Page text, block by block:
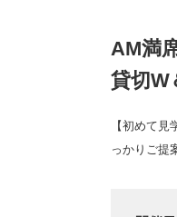
AM満
貸切W
【初めて
っかりご提